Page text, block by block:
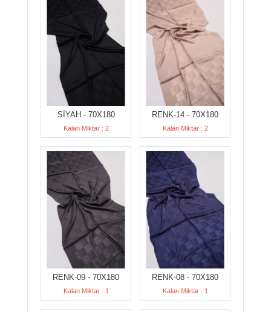
SİYAH - 70X180
Kalan Miktar : 2
RENK-14 - 70X180
Kalan Miktar : 2
RENK-09 - 70X180
Kalan Miktar : 1
RENK-08 - 70X180
Kalan Miktar : 1